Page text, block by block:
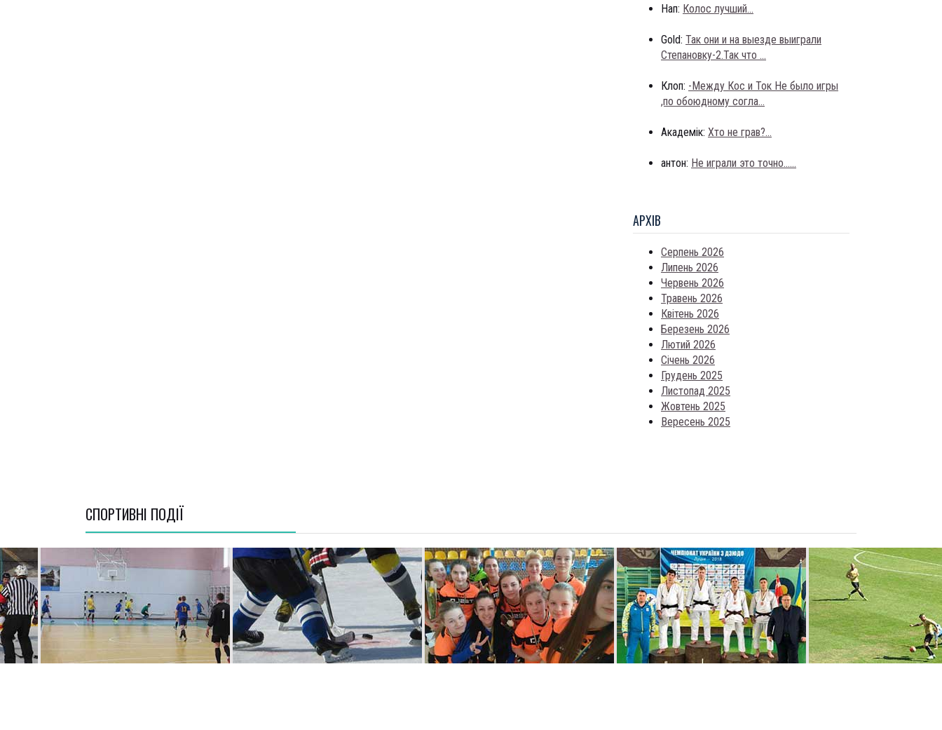
Нап: Колос лучший...
Gold: Так они и на выезде выиграли
Степановку-2.Так что ...
Клоп: -Между Кос и Ток Не было игры
,по обоюдному согла...
Академік: Хто не грав?...
антон: Не играли это точно......
АРХIВ
Серпень 2026
Липень 2026
Червень 2026
Травень 2026
Квітень 2026
Березень 2026
Лютий 2026
Січень 2026
Грудень 2025
Листопад 2025
Жовтень 2025
Вересень 2025
СПОРТИВНI ПОДІЇ